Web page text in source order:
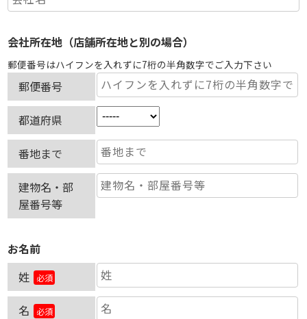
会社所在地（店舗所在地と別の場合）
郵便番号はハイフンを入れずに7桁の半角数字でご入力下さい
郵便番号
都道府県
番地まで
建物名・部
屋番号等
お名前
姓 必須
名 必須